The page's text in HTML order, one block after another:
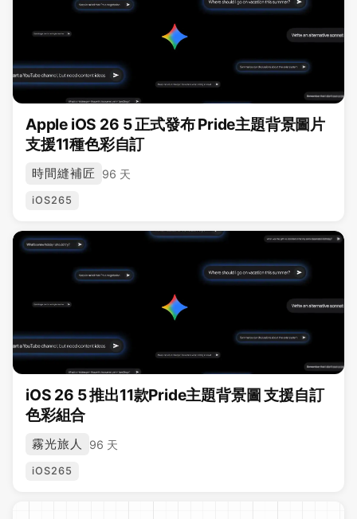
Apple iOS 26 5 正式發布 Pride主題背景圖片
支援11種色彩自訂
時間縫補匠 96 天
iOS265
iOS 26 5 推出11款Pride主題背景圖 支援自訂
色彩組合
霧光旅人 96 天
iOS265